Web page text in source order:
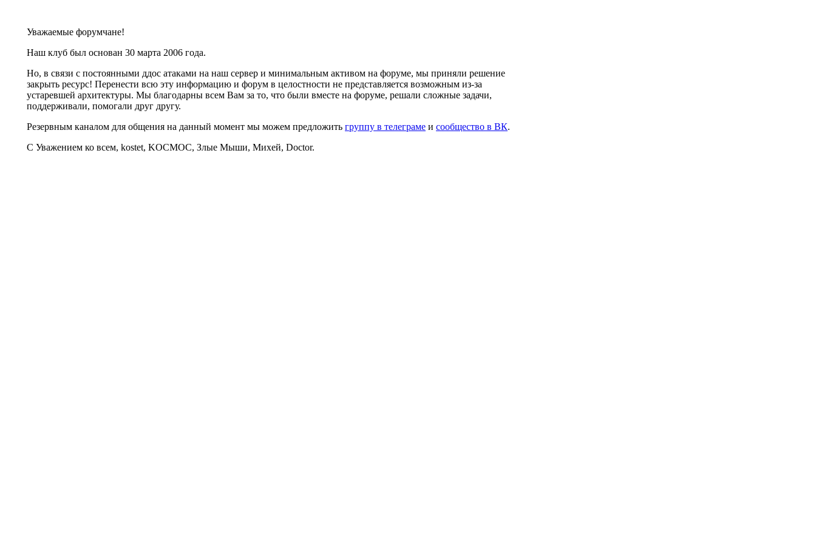
Уважаемые форумчане!
Наш клуб был основан 30 марта 2006 года.
Но, в связи с постоянными ддос атаками на наш сервер и минимальным активом на форуме, мы приняли решение
закрыть ресурс! Перенести всю эту информацию и форум в целостности не представляется возможным из-за
устаревшей архитектуры. Мы благодарны всем Вам за то, что были вместе на форуме, решали сложные задачи,
поддерживали, помогали друг другу.
Резервным каналом для общения на данный момент мы можем предложить группу в телеграме и сообщество в ВК.
С Уважением ко всем, kostet, KOCMOC, Злые Мыши, Михей, Doctor.